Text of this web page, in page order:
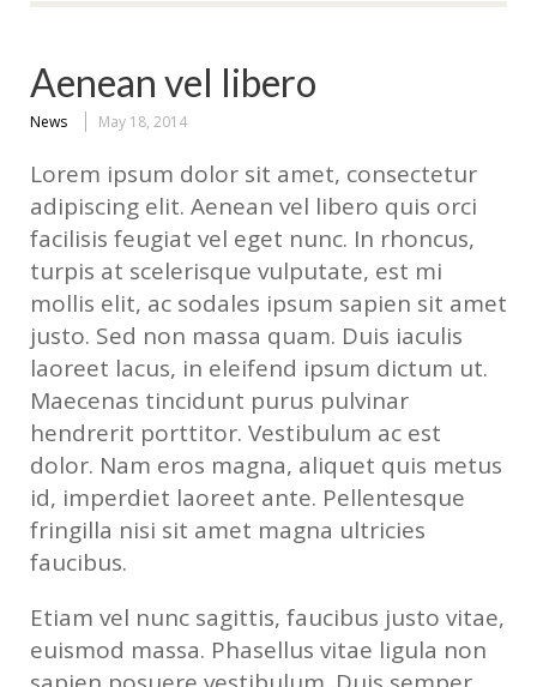
Aenean vel libero
News May 18, 2014
Lorem ipsum dolor sit amet, consectetur
adipiscing elit. Aenean vel libero quis orci
facilisis feugiat vel eget nunc. In rhoncus,
turpis at scelerisque vulputate, est mi
mollis elit, ac sodales ipsum sapien sit amet
justo. Sed non massa quam. Duis iaculis
laoreet lacus, in eleifend ipsum dictum ut.
Maecenas tincidunt purus pulvinar
hendrerit porttitor. Vestibulum ac est
dolor. Nam eros magna, aliquet quis metus
id, imperdiet laoreet ante. Pellentesque
fringilla nisi sit amet magna ultricies
faucibus.
Etiam vel nunc sagittis, faucibus justo vitae,
euismod massa. Phasellus vitae ligula non